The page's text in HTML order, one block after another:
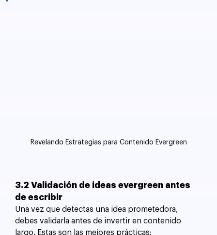
Revelando Estrategias para Contenido Evergreen
3.2 Validación de ideas evergreen antes
de escribir
Una vez que detectas una idea prometedora,
debes validarla antes de invertir en contenido
largo. Estas son las mejores prácticas: